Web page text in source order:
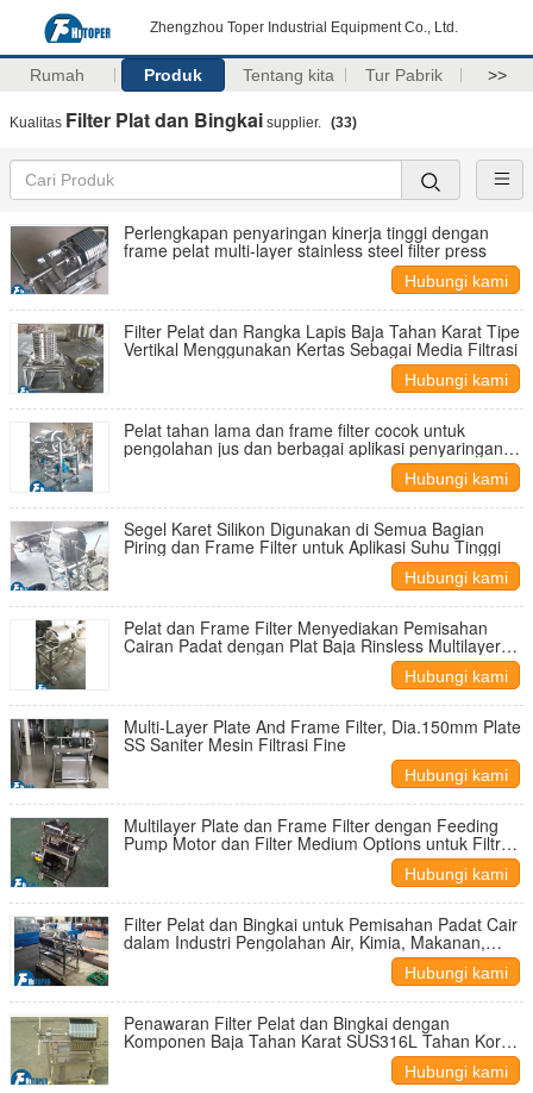
Zhengzhou Toper Industrial Equipment Co., Ltd.
Rumah Produk Tentang kita Tur Pabrik >>
Kualitas Filter Plat dan Bingkai supplier. (33)
Perlengkapan penyaringan kinerja tinggi dengan
frame pelat multi-layer stainless steel filter press
Hubungi kami
Filter Pelat dan Rangka Lapis Baja Tahan Karat Tipe
Vertikal Menggunakan Kertas Sebagai Media Filtrasi
Hubungi kami
Pelat tahan lama dan frame filter cocok untuk
pengolahan jus dan berbagai aplikasi penyaringan
Hubungi kami
Segel Karet Silikon Digunakan di Semua Bagian
Piring dan Frame Filter untuk Aplikasi Suhu Tinggi
Hubungi kami
Pelat dan Frame Filter Menyediakan Pemisahan
Cairan Padat dengan Plat Baja Rinsless Multilayer
Hubungi kami
Multi-Layer Plate And Frame Filter, Dia.150mm Plate
SS Saniter Mesin Filtrasi Fine
Hubungi kami
Multilayer Plate dan Frame Filter dengan Feeding
Pump Motor dan Filter Medium Options untuk Filtrasi
Hubungi kami
Filter Pelat dan Bingkai untuk Pemisahan Padat Cair
dalam Industri Pengolahan Air, Kimia, Makanan,
Hubungi kami
Penawaran Filter Pelat dan Bingkai dengan
Komponen Baja Tahan Karat SUS316L Tahan Korosi
untuk Kinerja Penyaringan yang Tahan Lama
Hubungi kami